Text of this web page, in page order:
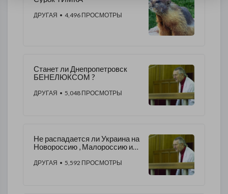
ДРУГАЯ • 4,496 ПРОСМОТРЫ
Станет ли Днепропетровск
БЕНЕЛЮКСОМ ?
ДРУГАЯ • 5,048 ПРОСМОТРЫ
Не распадается ли Украина на
Новороссию , Малороссию и
ДРУГАЯ • 5,592 ПРОСМОТРЫ